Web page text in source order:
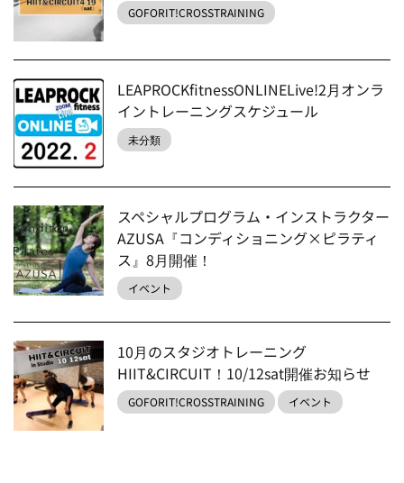
GOFORIT!CROSSTRAINING
LEAPROCKfitnessONLINELive!2月オンラ
イントレーニングスケジュール
未分類
スペシャルプログラム・インストラクター
AZUSA『コンディショニング×ピラティ
ス』8月開催！
イベント
10月のスタジオトレーニング
HIIT&CIRCUIT！10/12sat開催お知らせ
GOFORIT!CROSSTRAINING イベント